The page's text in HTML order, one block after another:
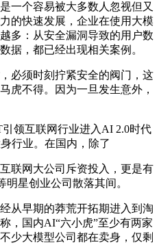
个容易被大多数人忽视但又
的快速发展，企业在使用大模
多：从安全漏洞导致的用户数
据，都已经出现相关案例。
须时刻拧紧安全的阀门，这
虎不得。因为一旦发生意外，
领互联网行业进入AI 2.0时代
行业。在国内，除了
网大公司斥资投入，更是有
星创业公司散落其间。
早期的莽荒开拓期进入到淘
，国内AI“六小虎”至少有两家
少大模型公司都在卖身，仅剩